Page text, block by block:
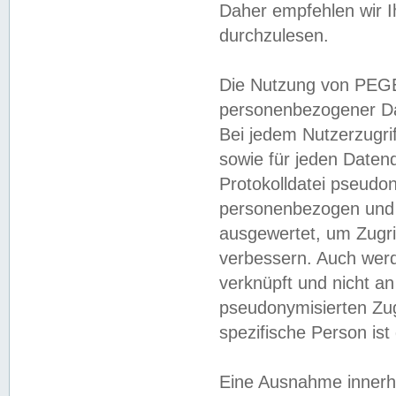
Daher empfehlen wir
durchzulesen.
Die Nutzung von
personenbezogener
Bei jedem
sowie für jeden
Protokolldatei
personenbezogen
ausgewertet, um
verbessern. Auch
verknüpft und nicht
pseudonymisierten
spezifische Person
Eine Ausnahme